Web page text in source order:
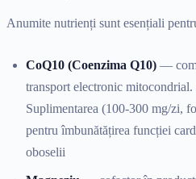
Anumite nutrienți sunt esențiali
CoQ10 (Coenzima Q10) —
transport electronic mitocondrial.
Suplimentarea (100-300 mg/zi,
pentru îmbunătățirea funcției
oboselii